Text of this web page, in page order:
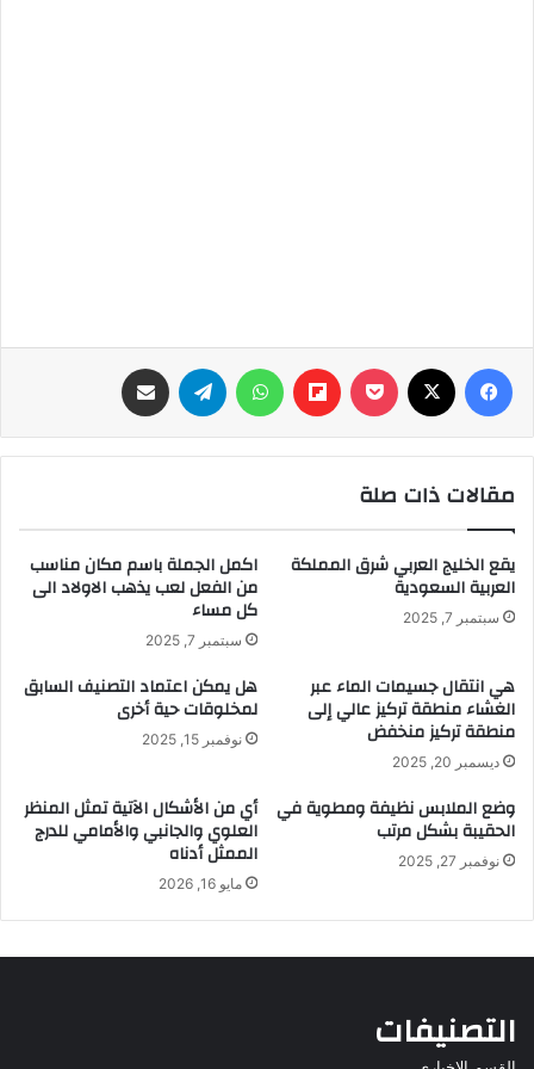
فيسبوك ‫Pocket
Flipboard واتساب تيلقرام
مقالات ذات صلة
يقع الخليج العربي شرق المملكة
العربية السعودية
سبتمبر 7, 2025
اكمل الجملة باسم مكان مناسب
من الفعل لعب يذهب الاولاد الى
كل مساء
سبتمبر 7, 2025
هي انتقال جسيمات الماء عبر
الغشاء منطقة تركيز عالي إلى
منطقة تركيز منخفض
ديسمبر 20, 2025
هل يمكن اعتماد التصنيف السابق
لمخلوقات حية أخرى
نوفمبر 15, 2025
وضع الملابس نظيفة ومطوية في
الحقيبة بشكل مرتب
نوفمبر 27, 2025
أي من الأشكال الآتية تمثل المنظر
العلوي والجانبي والأمامي للدرج
الممثل أدناه
مايو 16, 2026
التصنيفات